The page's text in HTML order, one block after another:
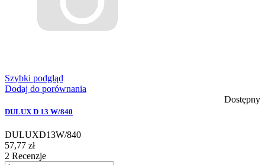
Szybki podgląd
Dodaj do porównania
Dostępny
DULUX D 13 W/840
DULUXD13W/840
57,77 zł
2 Recenzje